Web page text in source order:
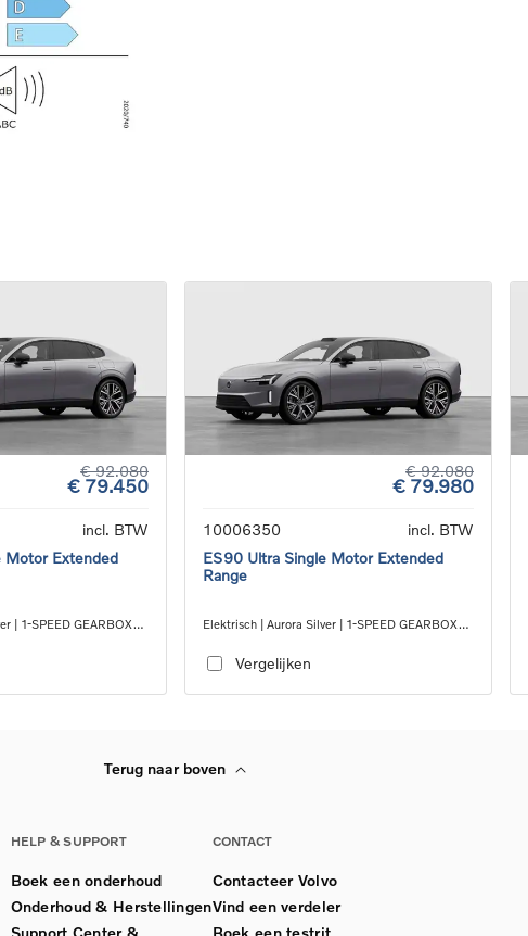
€ 92.080
€ 79.450
incl. BTW
Motor Extended
| 1-SPEED GEARBOX
€ 92.080
€ 79.980
10006350
incl. BTW
ES90 Ultra Single Motor Extended
Range
Elektrisch | Aurora Silver | 1-SPEED GEARBOX
Vergelijken
Terug naar boven
HELP & SUPPORT
Boek een onderhoud
Onderhoud & Herstellingen
Support Center &
CONTACT
Contacteer Volvo
Vind een verdeler
Boek een testrit